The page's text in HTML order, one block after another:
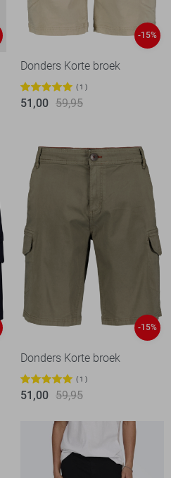
-15%
Donders Korte broek
1
51,00 59,95
-15%
Donders Korte broek
1
51,00 59,95